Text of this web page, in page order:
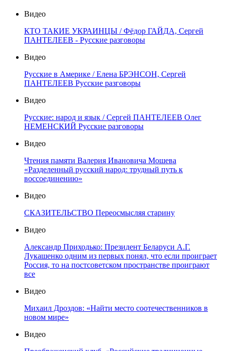
Видео
КТО ТАКИЕ УКРАИНЦЫ / Фёдор ГАЙДА, Сергей
ПАНТЕЛЕЕВ - Русские разговоры
Видео
Русские в Америке / Елена БРЭНСОН, Сергей
ПАНТЕЛЕЕВ Русские разговоры
Видео
Русские: народ и язык / Сергей ПАНТЕЛЕЕВ Олег
НЕМЕНСКИЙ Русские разговоры
Видео
Чтения памяти Валерия Ивановича Мошева
«Разделенный русский народ: трудный путь к
воссоединению»
Видео
СКАЗИТЕЛЬСТВО Переосмысляя старину
Видео
Александр Приходько: Президент Беларуси А.Г.
Лукашенко одним из первых понял, что если проиграет
Россия, то на постсоветском пространстве проиграют
все
Видео
Михаил Дроздов: «Найти место соотечественников в
новом мире»
Видео